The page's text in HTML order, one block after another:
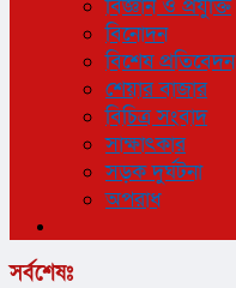
বিজ্ঞান ও প্রযুক্তি
বিনোদন
বিশেষ প্রতিবেদন
শেয়ার বাজার
বিচিত্র সংবাদ
সাক্ষাৎকার
সড়ক দুর্ঘটনা
অপরাধ
সর্বশেষঃ